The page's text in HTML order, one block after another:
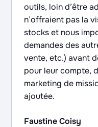
outils, loin d’être
n’offraient pas la
stocks et nous
demandes des
vente, etc.) avant
pour leur compte,
marketing de
ajoutée.
Faustine Coisy